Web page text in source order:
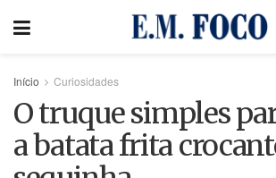
Início Curiosidades
O truque simples
a batata frita